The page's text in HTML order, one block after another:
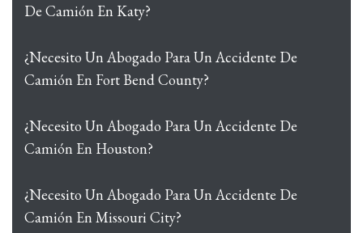
De Camión En Katy?
¿Necesito Un Abogado Para Un Accidente De
Camión En Fort Bend County?
¿Necesito Un Abogado Para Un Accidente De
Camión En Houston?
¿Necesito Un Abogado Para Un Accidente De
Camión En Missouri City?